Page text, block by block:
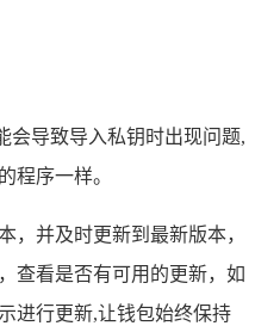
会导致导入私钥时出现问题,
程序一样。
，并及时更新到最新版本，
查看是否有可用的更新，如
进行更新,让钱包始终保持